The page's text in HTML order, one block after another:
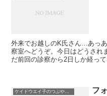
外来でお越しのK氏さん…あっ
察室へどうぞ。今日はどうさ
だ前回の診察から2日しか経っ
ケイドウエイ子のつぶやき日記 フ